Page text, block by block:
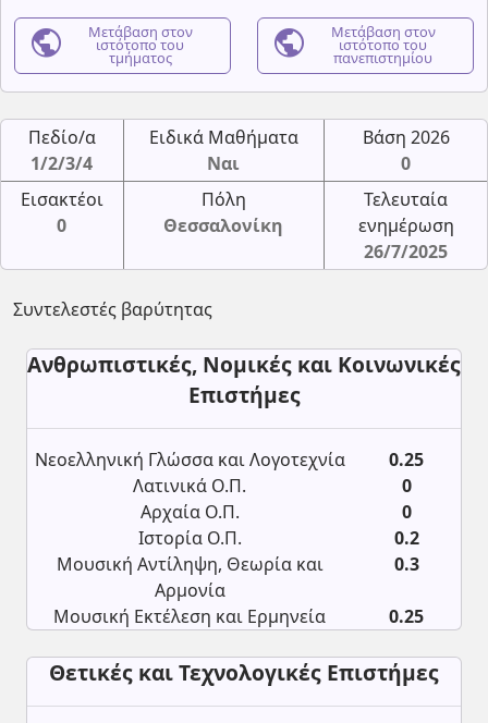
public Μετάβαση στον
ιστότοπο του
τμήματος public Μετάβαση στον
ιστότοπο του
πανεπιστημίου
Πεδίο/α
1/2/3/4
Ειδικά Μαθήματα
Ναι
Βάση 2026
0
Εισακτέοι
0
Πόλη
Θεσσαλονίκη
Τελευταία
ενημέρωση
26/7/2025
Συντελεστές βαρύτητας
Ανθρωπιστικές, Νομικές και Κοινωνικές
Επιστήμες
Νεοελληνική Γλώσσα και Λογοτεχνία
0.25
Λατινικά Ο.Π.
0
Αρχαία Ο.Π.
0
Ιστορία Ο.Π.
0.2
Μουσική Αντίληψη, Θεωρία και
Αρμονία
0.3
Μουσική Εκτέλεση και Ερμηνεία 0.25
Θετικές και Τεχνολογικές Επιστήμες